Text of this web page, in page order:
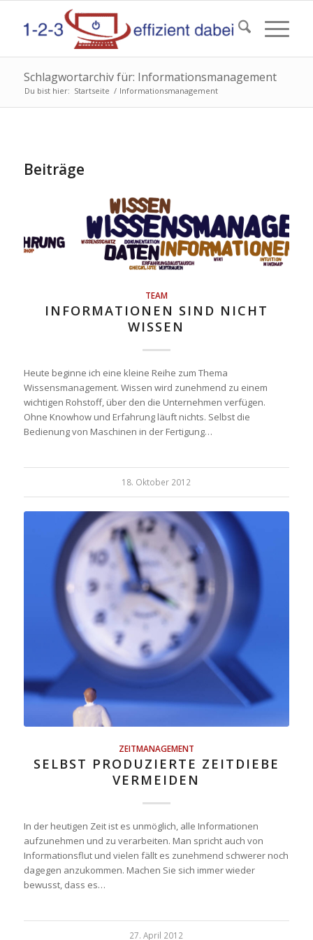
Schlagwortarchiv für: Informationsmanagement
Du bist hier: Startseite / Informationsmanagement
Beiträge
TEAM
INFORMATIONEN SIND NICHT
WISSEN
Heute beginne ich eine kleine Reihe zum Thema
Wissensmanagement. Wissen wird zunehmend zu einem
wichtigen Rohstoff, über den die Unternehmen verfügen.
Ohne Knowhow und Erfahrung läuft nichts. Selbst die
Bedienung von Maschinen in der Fertigung…
18. Oktober 2012
ZEITMANAGEMENT
SELBST PRODUZIERTE ZEITDIEBE
VERMEIDEN
In der heutigen Zeit ist es unmöglich, alle Informationen
aufzunehmen und zu verarbeiten. Man spricht auch von
Informationsflut und vielen fällt es zunehmend schwerer noch
dagegen anzukommen. Machen Sie sich immer wieder
bewusst, dass es…
27. April 2012